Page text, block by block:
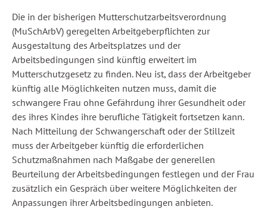
Die in der bisherigen Mutterschutzarbeitsverordnung
(MuSchArbV) geregelten Arbeitgeberpflichten zur
Ausgestaltung des Arbeitsplatzes und der
Arbeitsbedingungen sind künftig erweitert im
Mutterschutzgesetz zu finden. Neu ist, dass der Arbeitgeber
künftig alle Möglichkeiten nutzen muss, damit die
schwangere Frau ohne Gefährdung ihrer Gesundheit oder
des ihres Kindes ihre berufliche Tätigkeit fortsetzen kann.
Nach Mitteilung der Schwangerschaft oder der Stillzeit
muss der Arbeitgeber künftig die erforderlichen
Schutzmaßnahmen nach Maßgabe der generellen
Beurteilung der Arbeitsbedingungen festlegen und der Frau
zusätzlich ein Gespräch über weitere Möglichkeiten der
Anpassungen ihrer Arbeitsbedingungen anbieten.